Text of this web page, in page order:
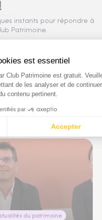
instants pour répondre à
Patrimoine.
du patrimoine